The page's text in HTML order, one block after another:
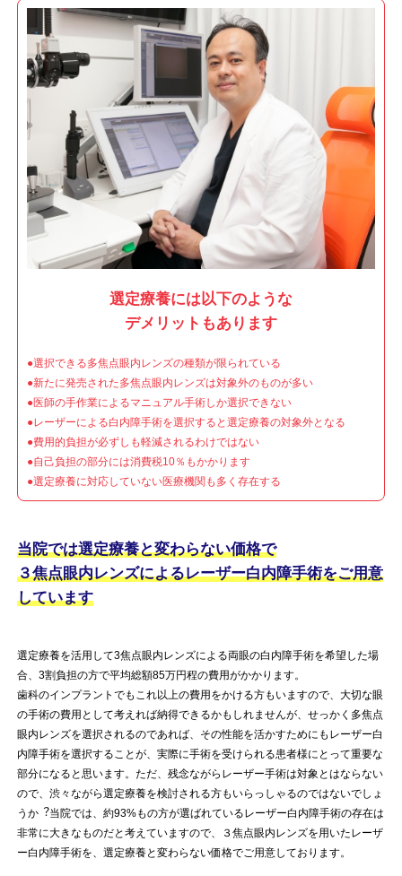
選定療養には以下のような
デメリットもあります
●選択できる多焦点眼内レンズの種類が限られている
●新たに発売された多焦点眼内レンズは対象外のものが多い
●医師の手作業によるマニュアル手術しか選択できない
●レーザーによる白内障手術を選択すると選定療養の対象外となる
●費用的負担が必ずしも軽減されるわけではない
●自己負担の部分には消費税10％もかかります
●選定療養に対応していない医療機関も多く存在する
当院では選定療養と変わらない価格で
３焦点眼内レンズによるレーザー白内障手術をご用意
しています
選定療養を活用して3焦点眼内レンズによる両眼の白内障手術を希望した場
合、3割負担の方で平均総額85万円程の費用がかかります。
歯科のインプラントでもこれ以上の費用をかける方もいますので、大切な眼
の手術の費用として考えれば納得できるかもしれませんが、せっかく多焦点
眼内レンズを選択されるのであれば、その性能を活かすためにもレーザー白
内障手術を選択することが、実際に手術を受けられる患者様にとって重要な
部分になると思います。ただ、残念ながらレーザー手術は対象とはならない
ので、渋々ながら選定療養を検討される方もいらっしゃるのではないでしょ
うか︖当院では、約93%もの方が選ばれているレーザー白内障手術の存在は
非常に大きなものだと考えていますので、３焦点眼内レンズを用いたレーザ
ー白内障手術を、選定療養と変わらない価格でご用意しております。